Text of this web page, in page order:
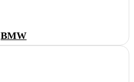
BMW